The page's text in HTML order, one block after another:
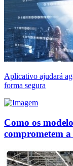
Aplicativo ajudará
forma segura
Como os
comprometem